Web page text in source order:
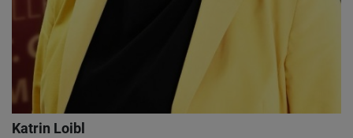
Katrin Loibl